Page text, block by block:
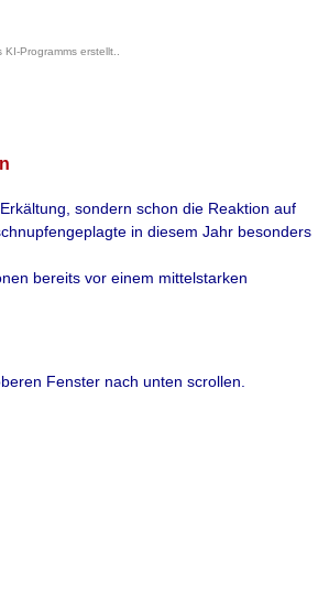
Programms erstellt..
sondern schon die Reaktion auf
in diesem Jahr besonders
bereits vor einem mittelstarken
Westfalen schon fast die Hälfte der
Fenster nach unten scrollen.